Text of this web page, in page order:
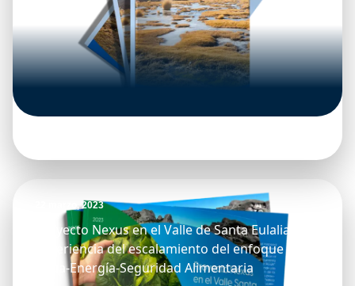
22 marzo, 2023
Proyecto Nexus en el Valle de Santa Eulalia:
Experiencia del escalamiento del enfoque Nexo
Agua-Energía-Seguridad Alimentaria